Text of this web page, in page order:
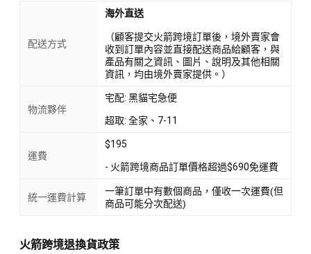
配送方式
海外直送
（顧客提交火箭跨境訂單後，境外賣家會
收到訂單內容並直接配送商品給顧客，與
產品有關之資訊、圖片、說明及其他相關
資訊，均由境外賣家提供。）
物流夥伴
宅配: 黑貓宅急便
超取: 全家、7-11
運費
$195
- 火箭跨境商品訂單價格超過$690免運費
統一運費計算
一筆訂單中有數個商品，僅收一次運費(但
商品可能分次配送)
火箭跨境退換貨政策